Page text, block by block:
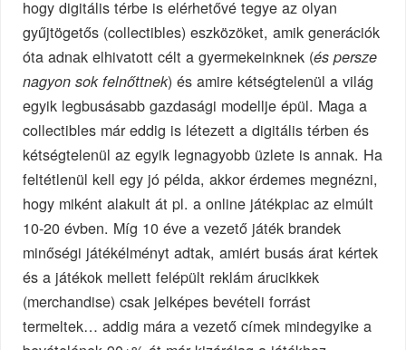
hogy digitális térbe is elérhetővé tegye az olyan
gyűjtögetős (collectibles) eszközöket, amik generációk
óta adnak elhivatott célt a gyermekeinknek (és persze
nagyon sok felnőttnek) és amire kétségtelenül a világ
egyik legbusásabb gazdasági modellje épül. Maga a
collectibles már eddig is létezett a digitális térben és
kétségtelenül az egyik legnagyobb üzlete is annak. Ha
feltétlenül kell egy jó példa, akkor érdemes megnézni,
hogy miként alakult át pl. a online játékpiac az elmúlt
10-20 évben. Míg 10 éve a vezető játék brandek
minőségi játékélményt adtak, amiért busás árat kértek
és a játékok mellett felépült reklám árucikkek
(merchandise) csak jelképes bevételi forrást
termeltek… addig mára a vezető címek mindegyike a